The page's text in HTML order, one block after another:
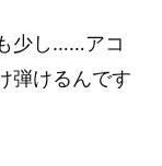
少し……アコ
弾けるんです